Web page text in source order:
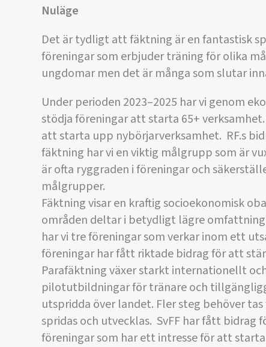
Nuläge
Det är tydligt att fäktning är en fantastisk
föreningar som erbjuder träning för olika
ungdomar men det är många som slutar
Under perioden 2023–2025 har vi genom
stödja föreningar att starta 65+
att starta upp nybörjarverksamhet. RF.s
fäktning har vi en viktig målgrupp som är
är ofta ryggraden i föreningar och
målgrupper.
Fäktning visar en kraftig socioekonomisk
områden deltar i betydligt lägre
har vi tre föreningar som verkar inom ett
föreningar har fått riktade bidrag för att
Parafäktning växer starkt internationellt
pilotutbildningar för tränare och
utspridda över landet. Fler steg behöver
spridas och utvecklas. SvFF har fått
föreningar som har ett intresse för att